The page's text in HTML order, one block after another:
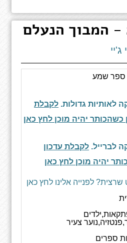
ג'יי
ספר שמע
לאותיות גדולות. לקבלת
כשהכותר יהיה מוכן לחץ כאן
לברייל. לקבלת עדכון
יהיה מוכן לחץ כאן
לפנייה אלינו לחץ כאן
צעיר
ספרים